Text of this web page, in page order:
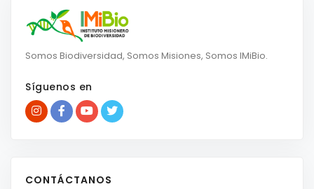
Somos Biodiversidad, Somos Misiones, Somos IMiBio.
Síguenos en
CONTÁCTANOS